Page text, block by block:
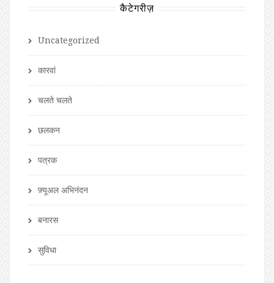
कैटेगरीज़
Uncategorized
कारवां
चलते चलते
छलकन
पत्रक
फ़्यूअल अभिनंदन
बनारस
सुविधा